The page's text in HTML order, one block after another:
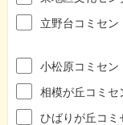
立野台コミセン
小松原コミセン
相模が丘コミセ
ひばりが丘コミ